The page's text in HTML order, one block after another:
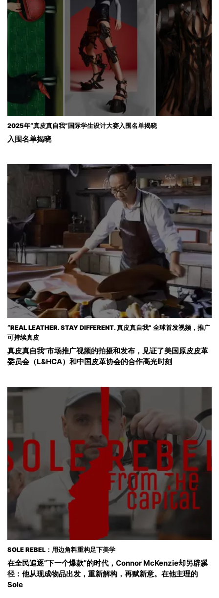
2025年“真皮真自我”国际学生设计大赛入围名单揭晓
入围名单揭晓
“REAL LEATHER. STAY DIFFERENT. 真皮真自我” 全球首发视频，推广
可持续真皮
真皮真自我”市场推广视频的拍摄和发布，见证了美国原皮皮革
委员会（L&HCA）和中国皮革协会的合作高光时刻
SOLE REBEL：用边角料重构足下美学
在全民追逐“下一个爆款”的时代，Connor McKenzie却另辟蹊
径：他从现成物品出发，重新解构，再赋新意。在他主理的
Sole